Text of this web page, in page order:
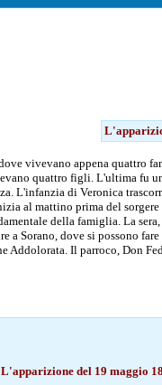
vivevano appena quattro
quattro figli. L'ultima fu
L'infanzia di Veronica
al mattino prima del
della famiglia. La
Sorano, dove si possono
Addolorata. Il parroco, Don
L'apparizione del 19 maggio